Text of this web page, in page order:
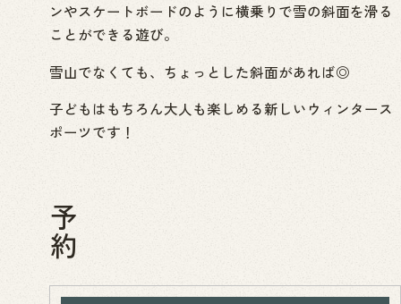
ンやスケートボードのように横乗りで雪の斜面を滑る
ことができる遊び。
雪山でなくても、ちょっとした斜面があれば◎
子どもはもちろん大人も楽しめる新しいウィンタース
ポーツです！
予約